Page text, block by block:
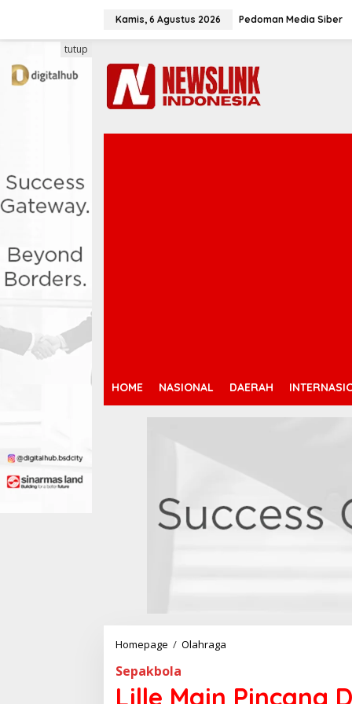
Kamis, 6 Agustus 2026 Pedoman Media Siber
HOME NASIONAL DAERAH
tutup
Homepage / Olahraga
Sepakbola
Lille Main Pincang